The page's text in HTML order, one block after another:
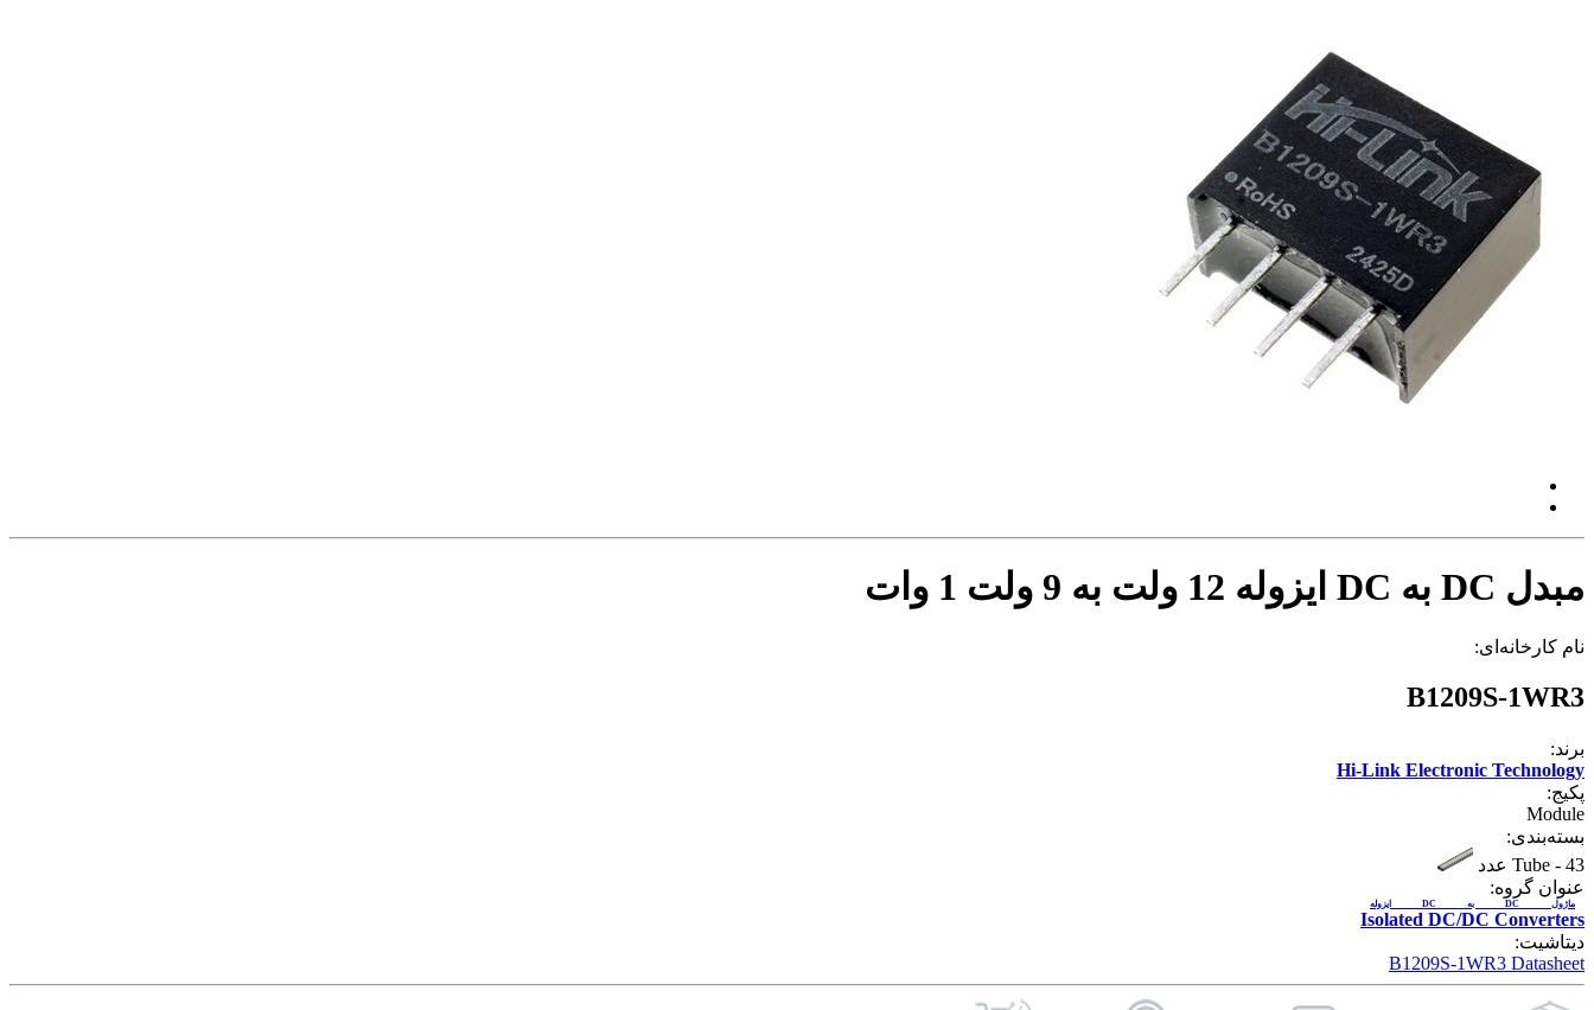
مبدل DC به DC ایزوله 12 ولت به 9 ولت 1 وات
نام کارخانه‌ای:
B1209S-1WR3
برند:
Hi-Link Electronic Technology
پکیج:
Module
بسته‌بندی:
Tube - 43 عدد
عنوان گروه:
Isolated DC/DC Converters
ماژول DC به DC ایزوله
دیتاشیت:
B1209S-1WR3 Datasheet